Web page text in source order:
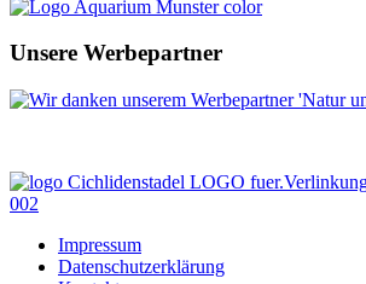
Unsere Werbepartner
Impressum
Datenschutzerklärung